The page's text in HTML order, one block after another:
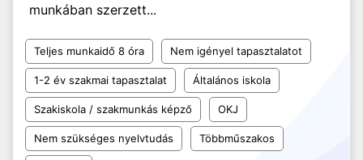
munkában szerzett...
Teljes munkaidő 8 óra Nem igényel tapasztalatot
1-2 év szakmai tapasztalat Általános iskola
Szakiskola / szakmunkás képző OKJ
Nem szükséges nyelvtudás Többműszakos